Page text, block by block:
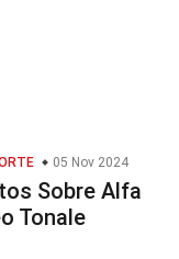
05 Nov 2024
Sobre Alfa
Tonale